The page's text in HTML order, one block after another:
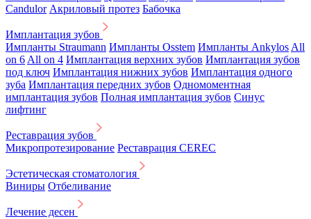
Candulor Акриловый протез Бабочка
Имплантация зубов
Импланты Straumann Импланты Osstem Импланты Ankylos All
on 6 All on 4 Имплантация верхних зубов Имплантация зубов
под ключ Имплантация нижних зубов Имплантация одного
зуба Имплантация передних зубов Одномоментная
имплантация зубов Полная имплантация зубов Синус
лифтинг
Реставрация зубов
Микропротезирование Реставрация CEREC
Эстетическая стоматология
Виниры Отбеливание
Лечение десен